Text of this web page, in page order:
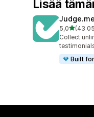
Lisää
5,0/ 5(43
43059
Collect
Built